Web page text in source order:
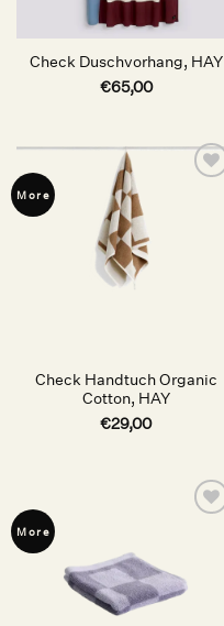
Check Duschvorhang, HAY
€65,00
More
Check Handtuch Organic
Cotton, HAY
€29,00
More